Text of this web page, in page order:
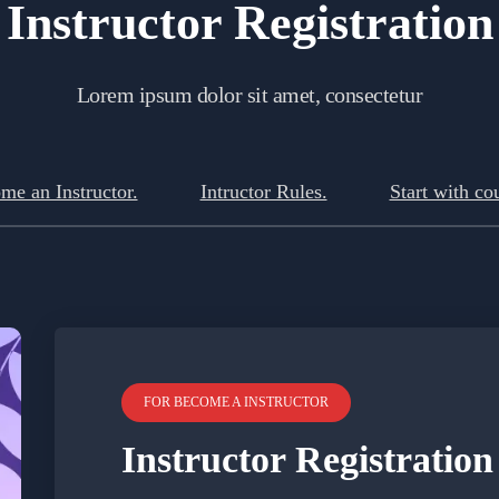
Instructor Registration
Lorem ipsum dolor sit amet, consectetur
an Instructor. Intructor Rules. Start with
FOR BECOME A INSTRUCTOR
Instructor Registration